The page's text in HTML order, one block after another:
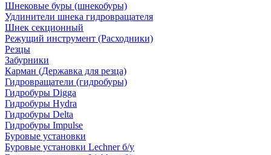
Шнековые буры (шнекобуры)
Удлинители шнека гидровращателя
Шнек секционный
Режущий инструмент (Расходники)
Резцы
Забурники
Карман (Державка для резца)
Гидровращатели (гидробуры)
Гидробуры Digga
Гидробуры Hydra
Гидробуры Delta
Гидробуры Impulse
Буровые установки
Буровые установки Lechner б/у